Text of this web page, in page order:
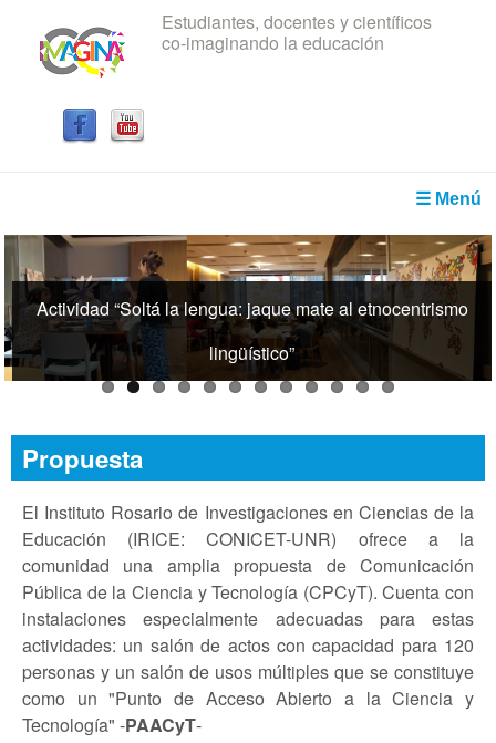
Pasar al contenido principal
IRICE
Estudiantes, docentes y científicos
co-imaginando la educación
☰ Menú
Actividad “Soltá la lengua: jaque mate al etnocentrismo
lingüístico”
Propuesta
El Instituto Rosario de Investigaciones en Ciencias de la
Educación (IRICE: CONICET-UNR) ofrece a la
comunidad una amplia propuesta de Comunicación
Pública de la Ciencia y Tecnología (CPCyT). Cuenta con
instalaciones especialmente adecuadas para estas
actividades: un salón de actos con capacidad para 120
personas y un salón de usos múltiples que se constituye
como un "Punto de Acceso Abierto a la Ciencia y
Tecnología" -PAACyT-